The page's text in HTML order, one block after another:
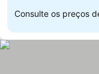
Consulte os preços